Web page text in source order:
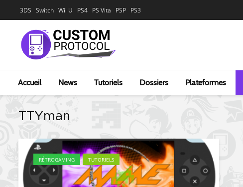
3DS Switch Wii U PS4 PS Vita PSP PS3
Accueil News Tutoriels Dossiers Plateformes
TTYman
RÉTROGAMING TUTORIELS